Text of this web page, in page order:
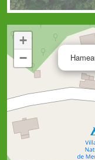
+
−